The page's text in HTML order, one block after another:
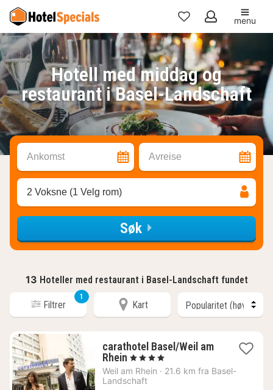
Mine
favoritter
menu
Hotell med middag og
restaurant i Basel-Landschaft
Ankomst Avreise
2 Voksne (1 Velg rom)
Søk
13 Hoteller med restaurant i Basel-Landschaft fundet
Filtrer
1
Kart
carathotel Basel/Weil am
Rhein 1
natt
fra
, 4 Stjerner
Weil am Rhein · 21.6 km fra Basel-
Landschaft